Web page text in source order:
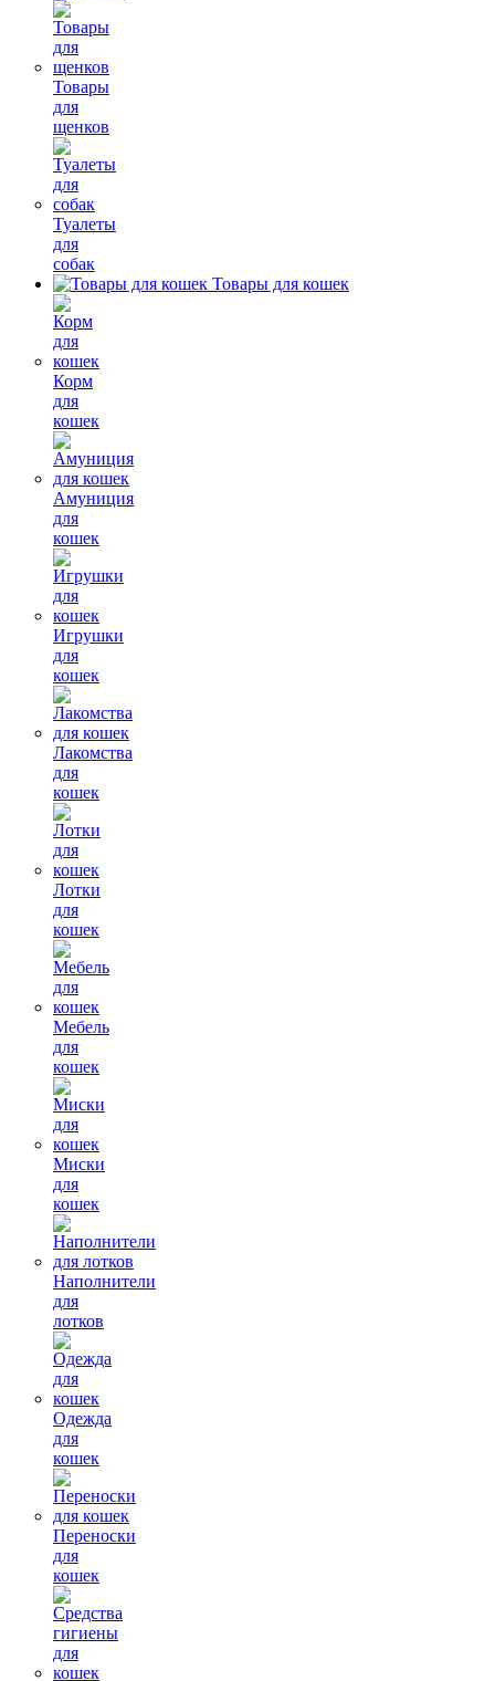
Товары
для
щенков
Туалеты
для
собак
Товары для кошек
Корм
для
кошек
Амуниция
для
кошек
Игрушки
для
кошек
Лакомства
для
кошек
Лотки
для
кошек
Мебель
для
кошек
Миски
для
кошек
Наполнители
для
лотков
Одежда
для
кошек
Переноски
для
кошек